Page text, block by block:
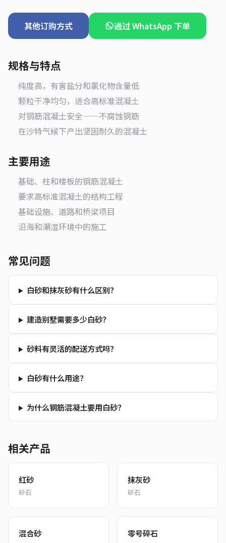
其他订购方式 通过 WhatsApp 下单
规格与特点
纯度高，有害盐分和氯化物含量低
颗粒干净均匀，适合高标准混凝土
对钢筋混凝土安全——不腐蚀钢筋
在沙特气候下产出坚固耐久的混凝土
主要用途
基础、柱和楼板的钢筋混凝土
要求高标准混凝土的结构工程
基础设施、道路和桥梁项目
沿海和潮湿环境中的施工
常见问题
白砂和抹灰砂有什么区别？
建造别墅需要多少白砂？
砂料有灵活的配送方式吗？
白砂有什么用途？
为什么钢筋混凝土要用白砂？
相关产品
红砂
砂石
抹灰砂
砂石
混合砂 零号碎石